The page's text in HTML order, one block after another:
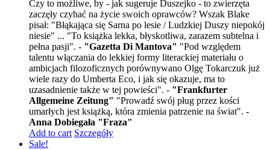
Czy to możliwe, by - jak sugeruje Duszejko - to zwierzęta
zaczęły czyhać na życie swoich oprawców? Wszak Blake
pisał: "Błąkająca się Sarna po lesie / Ludzkiej Duszy niepokój
niesie" ... "To książka lekka, błyskotliwa, zarazem subtelna i
pełna pasji". - "Gazetta Di Mantova" "Pod względem
talentu włączania do lekkiej formy literackiej materiału o
ambicjach filozoficznych porównywano Olgę Tokarczuk już
wiele razy do Umberta Eco, i jak się okazuje, ma to
uzasadnienie także w tej powieści". - "Frankfurter
Allgemeine Zeitung" "Prowadź swój pług przez kości
umarłych jest książką, która zmienia patrzenie na świat". -
Anna Dobiegała "Fraza"
Add to cart Szczegóły
Sale!